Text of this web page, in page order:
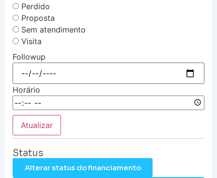
Perdido
Proposta
Sem atendimento
Visita
Followup
Horário
Atualizar
Status
Alterar status do financiamento